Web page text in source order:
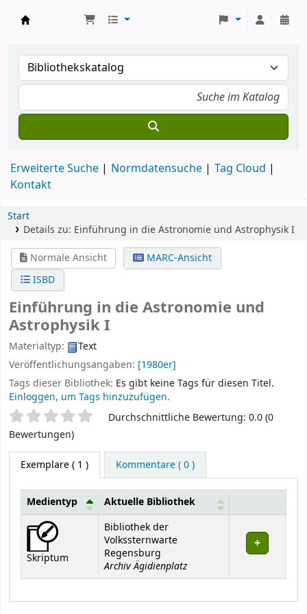
Erweiterte Suche Normdatensuche
Tag Cloud
Kontakt
Start
Details zu: Einführung in die Astronomie und Astrophysik I
Normale Ansicht
MARC-Ansicht
ISBD
Einführung in die Astronomie und
Astrophysik I
Materialtyp:
Text
Veröffentlichungsangaben: [1980er]
Tags dieser Bibliothek: Es gibt keine Tags für diesen Titel.
Einloggen, um Tags hinzuzufügen.
SternchenbewertungDurchschnittliche Bewertung: 0.0 (0
Bewertungen)
Exemplare( 1 ) Kommentare ( 0 )
Exemplare
Medientyp Aktuelle Bibliothek
Skriptum
Bibliothek der
Volkssternwarte
Regensburg
Archiv Ägidienplatz